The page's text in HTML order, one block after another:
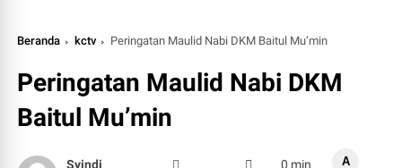
Beranda kctv Peringatan Maulid Nabi DKM Baitul Mu’min
Peringatan Maulid Nabi DKM
Baitul Mu’min
Syindi
0 min
A